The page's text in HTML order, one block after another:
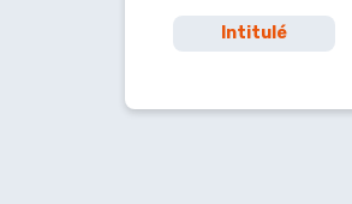
Intitulé